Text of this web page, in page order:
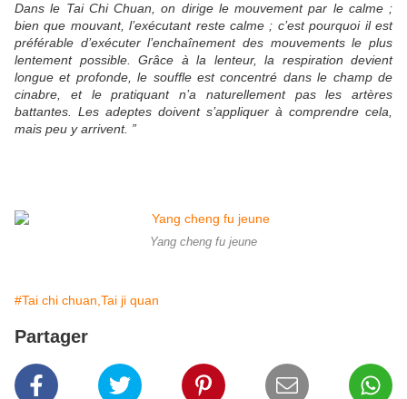
Dans le Tai Chi Chuan, on dirige le mouvement par le calme ;
bien que mouvant, l’exécutant reste calme ; c’est pourquoi il est
préférable d’exécuter l’enchaînement des mouvements le plus
lentement possible. Grâce à la lenteur, la respiration devient
longue et profonde, le souffle est concentré dans le champ de
cinabre, et le pratiquant n’a naturellement pas les artères
battantes. Les adeptes doivent s’appliquer à comprendre cela,
mais peu y arrivent. ”
Yang cheng fu jeune
#Tai chi chuan,Tai ji quan
Partager